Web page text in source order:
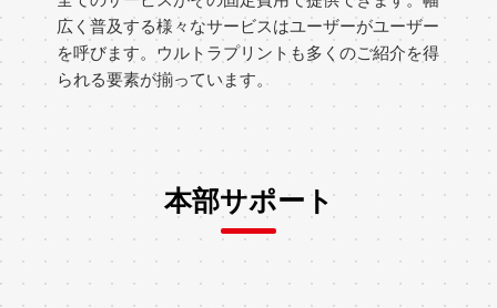
広く普及する様々なサービスはユーザーがユーザー
を呼びます。ウルトラプリントも多くのご紹介を得
られる要素が揃っています。
本部サポート